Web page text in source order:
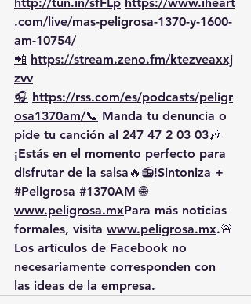
.com/live/mas-peligrosa-1370-y-1600-
am-10754/
📲 https://stream.zeno.fm/ktezveaxxj
zvv
🎧 https://rss.com/es/podcasts/peligr
osa1370am/📞 Manda tu denuncia o
pide tu canción al 247 47 2 03 03🎶
¡Estás en el momento perfecto para
disfrutar de la salsa🔥📻!Sintoniza +
#Peligrosa #1370AM 🌐
www.peligrosa.mxPara más noticias
formales, visita www.peligrosa.mx.🚨
Los artículos de Facebook no
necesariamente corresponden con
las ideas de la empresa.